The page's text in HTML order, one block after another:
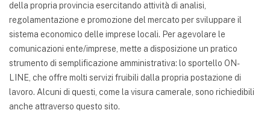
della propria provincia esercitando attività di analisi,
regolamentazione e promozione del mercato per sviluppare il
sistema economico delle imprese locali. Per agevolare le
comunicazioni ente/imprese, mette a disposizione un pratico
strumento di semplificazione amministrativa: lo sportello ON-
LINE, che offre molti servizi fruibili dalla propria postazione di
lavoro. Alcuni di questi, come la visura camerale, sono richiedibili
anche attraverso questo sito.